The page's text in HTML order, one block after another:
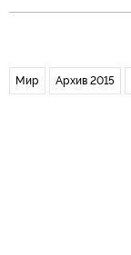
Мир Архив 2015